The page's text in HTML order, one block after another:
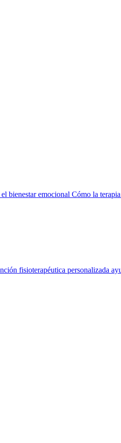
bienestar emocional Cómo la
fisioterapéutica personalizada